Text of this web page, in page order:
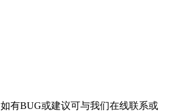
如有BUG或建议可与我们在线联系或